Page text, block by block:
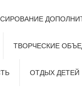
ТВОРЧЕСКИЕ
ОТДЫХ ДЕТЕЙ